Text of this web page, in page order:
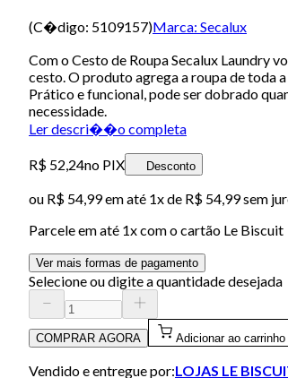
(C�digo: 5109157)Marca: Secalux
Com o Cesto de Roupa Secalux Laundry
cesto. O produto agrega a roupa de toda
Prático e funcional, pode ser dobrado
necessidade.
Ler descri��o completa
R$ 52,24no PIX Desconto
ou R$ 54,99em até 1x de R$ 54,99sem
Parcele em até 1x com o cartão Le Biscuit
Ver mais formas de pagamento
Selecione ou digite a quantidade desejada
COMPRAR AGORA Adicionar ao carrinho
Vendido e entregue por:LOJAS LE